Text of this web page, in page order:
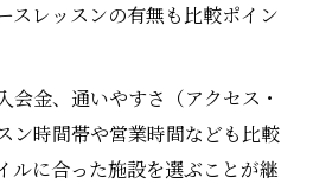
スレッスンの有無も比較ポイン
会金、通いやすさ（アクセス・
ン時間帯や営業時間なども比較
ルに合った施設を選ぶことが継